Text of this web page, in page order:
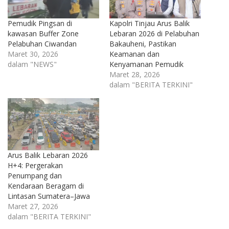
Pemudik Pingsan di
kawasan Buffer Zone
Pelabuhan Ciwandan
Maret 30, 2026
dalam "NEWS"
Kapolri Tinjau Arus Balik
Lebaran 2026 di Pelabuhan
Bakauheni, Pastikan
Keamanan dan
Kenyamanan Pemudik
Maret 28, 2026
dalam "BERITA TERKINI"
Arus Balik Lebaran 2026
H+4: Pergerakan
Penumpang dan
Kendaraan Beragam di
Lintasan Sumatera–Jawa
Maret 27, 2026
dalam "BERITA TERKINI"